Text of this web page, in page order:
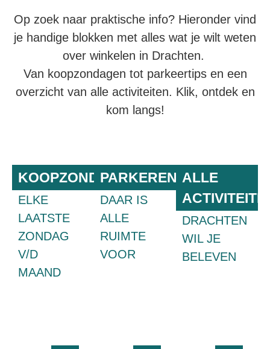
Op zoek naar praktische info? Hieronder vind
je handige blokken met alles wat je wilt weten
over winkelen in Drachten.
Van koopzondagen tot parkeertips en een
overzicht van alle activiteiten. Klik, ontdek en
kom langs!
KOOPZONDAGEN
ELKE
LAATSTE
ZONDAG
V/D
MAAND
PARKEREN
DAAR IS
ALLE
RUIMTE
VOOR
ALLE
DRACHTEN
WIL JE
BELEVEN